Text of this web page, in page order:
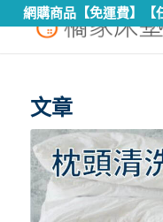
網購商品【免運費】【
您現在的位置： 首
文章